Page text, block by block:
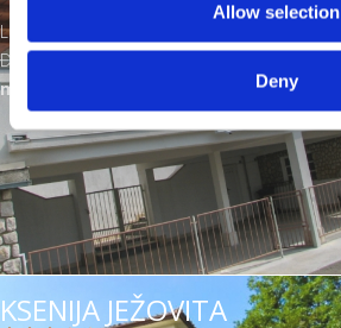
Allow selection
Deny
Location:
Distance from the sea:
m
KSENIJA JEŽOVITA